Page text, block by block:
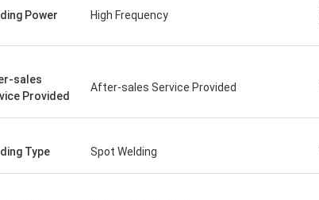
tom
này được một người bạn giới
tốt, bề mặt mịn màng, không có
và nó mạnh mẽ và bền. Nó đáng
Kris
Hãy tự do mở
cần một ví dụ
thêm, hãy cho
Power High Frequency
sales
Provided
After-sales Service Provided
Type Spot Welding